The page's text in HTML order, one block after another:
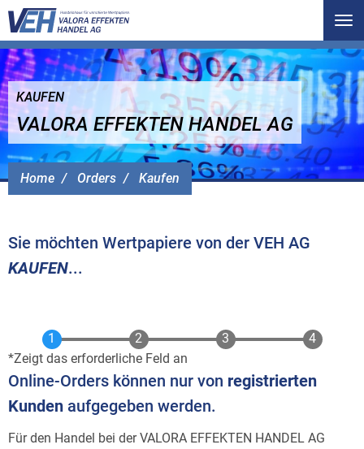
Home Orders Kaufen
KAUFEN
VALORA EFFEKTEN HANDEL AG
Sie möchten Wertpapiere von der VEH AG
KAUFEN...
Zeigt das erforderliche Feld an
Online-Orders können nur von registrierten
Kunden aufgegeben werden.
Für den Handel bei der VALORA EFFEKTEN HANDEL AG